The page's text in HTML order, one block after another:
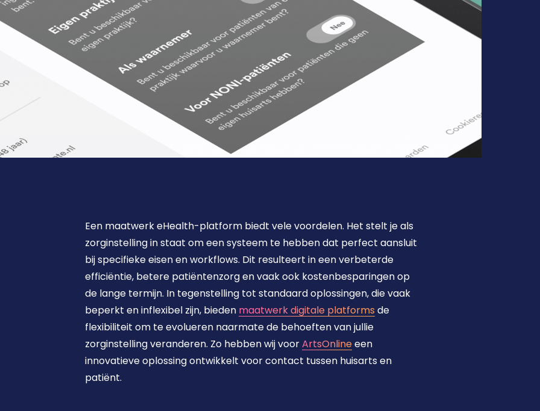
28 januari 2026
Een maatwerk eHealth-platform biedt vele voordelen. Het stelt je als
zorginstelling in staat om een systeem te hebben dat perfect aansluit
bij specifieke eisen en workflows. Dit resulteert in een verbeterde
efficiëntie, betere patiëntenzorg en vaak ook kostenbesparingen op
de lange termijn. In tegenstelling tot standaard oplossingen, die vaak
beperkt en inflexibel zijn, bieden maatwerk digitale platforms de
flexibiliteit om te evolueren naarmate de behoeften van jullie
zorginstelling veranderen. Zo hebben wij voor ArtsOnline een
innovatieve oplossing ontwikkelt voor contact tussen huisarts en
patiënt.